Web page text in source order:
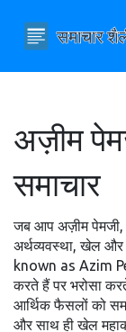
अज़ीम
समाचार
जब आप अज़ीम पेमजी,
अर्थव्यवस्था, खेल और
known as Azim
करते हैंपर भरोसा
आर्थिक फैसलों को
और साथ ही खेल